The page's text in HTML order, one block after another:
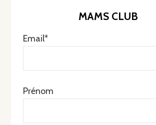
MAMS CLUB
Email*
Prénom